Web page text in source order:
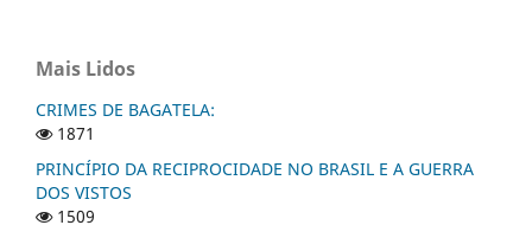
Mais Lidos
CRIMES DE BAGATELA:
1871
PRINCÍPIO DA RECIPROCIDADE NO BRASIL E A GUERRA
DOS VISTOS
1509